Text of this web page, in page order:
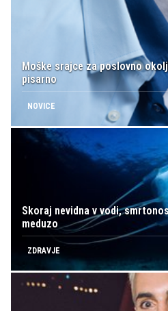
Moške srajce za poslovno
pisarno
NOVICE
Skoraj nevidna v vodi,
meduzo
ZDRAVJE